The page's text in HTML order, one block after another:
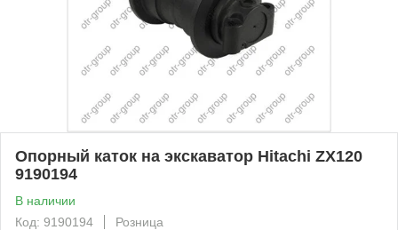
Опорный каток на экскаватор Hitachi ZX120
9190194
В наличии
Код: 9190194
Розница